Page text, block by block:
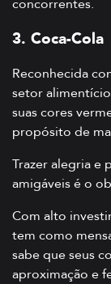
concorrentes.
3. Coca-Cola
Reconhecida
setor
suas cores
propósito de
Trazer alegria e
amigáveis é o
Com alto
tem como
sabe que seus
aproximação e